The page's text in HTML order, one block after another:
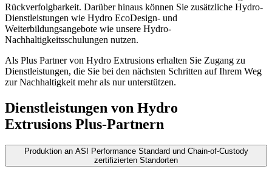
Rückverfolgbarkeit. Darüber hinaus können Sie zusätzliche Hydro-
Dienstleistungen wie Hydro EcoDesign- und
Weiterbildungsangebote wie unsere Hydro-
Nachhaltigkeitsschulungen nutzen.
Als Plus Partner von Hydro Extrusions erhalten Sie Zugang zu
Dienstleistungen, die Sie bei den nächsten Schritten auf Ihrem Weg
zur Nachhaltigkeit mehr als nur unterstützen.
Dienstleistungen von Hydro
Extrusions Plus-Partnern
Produktion an ASI Performance Standard und Chain-of-Custody
zertifizierten Standorten